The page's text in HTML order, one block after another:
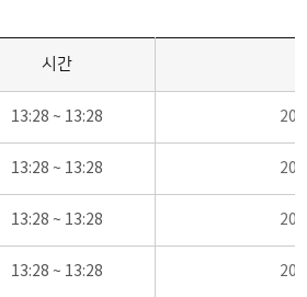
시간
13:28 ~ 13:28
13:28 ~ 13:28
13:28 ~ 13:28
13:28 ~ 13:28